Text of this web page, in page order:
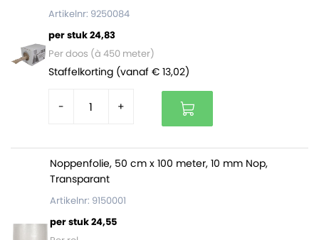
Artikelnr: 9250084
per stuk 24,83
Per doos (à 450 meter)
Staffelkorting (vanaf € 13,02)
- +
Noppenfolie, 50 cm x 100 meter, 10 mm Nop,
Transparant
Artikelnr: 9150001
per stuk 24,55